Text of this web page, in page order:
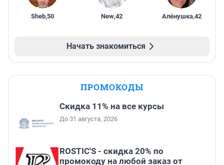
Sheb,50 New,42 Алёнушка,42
Начать знакомиться
ПРОМОКОДЫ
Скидка 11% на все курсы
До 31 августа, 2026
ROSTIC'S - скидка 20% по
промокоду на любой заказ от